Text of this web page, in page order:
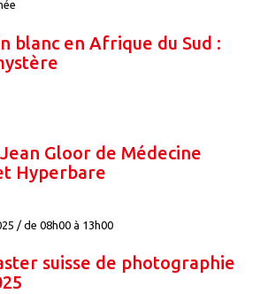
blanc en Afrique du Sud :
Gloor de Médecine
Hyperbare
/ de 08h00 à 13h00
suisse de photographie